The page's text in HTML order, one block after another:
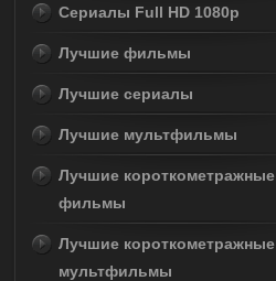
Сериалы Full HD 1080p
Лучшие фильмы
Лучшие сериалы
Лучшие мультфильмы
Лучшие короткометражные
фильмы
Лучшие короткометражные
мультфильмы